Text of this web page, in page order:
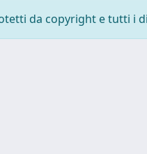
da copyright e tutti i